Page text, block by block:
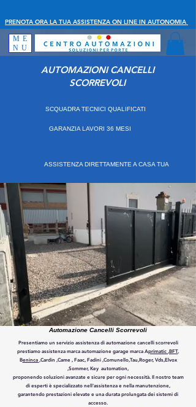
PRENOTA ORA LA TUA ASSISTENZA ON LINE IN AUTONOMIA
ME
NU
AUTOMAZIONI CANCELLI
SCORREVOLI
SCQUADRA TECNICI QUALIFICATI
GARANZIA LAVORI 36 MESI
ASSISTENZA DIRETTAMENTE A CASA TUA
Automazione Cancelli Scorrevoli
Presentiamo un servizio assistenza diautomazione cancelli scorrevoli
prestiamo assistenza marca automazione garage marca Aprimatic ,BFT,
Beninca ,Cardin ,Came , Faac, Fadini ,Comunello,Tau,Roger, Vds,Elvox
,Sommer, Key automation,
proponendo soluzioni avanzate e sicure per ogni necessità. Il nostro team
di esperti è specializzato nell'assistenza e nella manutenzione,
garantendo prestazioni elevate e una durata prolungata dei sistemi di
accesso.